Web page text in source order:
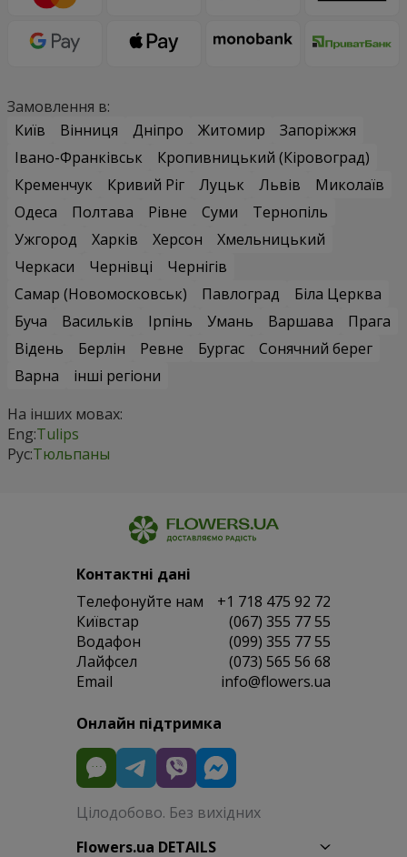
Замовлення в:
Київ
Вінниця Дніпро Житомир
Запоріжжя
Івано-Франківськ
Кропивницький (Кіровоград)
Кременчук
Кривий Ріг Луцьк Львів
Миколаїв
Одеса
Полтава Рівне Суми
Тернопіль
Ужгород
Харків Херсон
Хмельницький
Черкаси
Чернівці
Чернігів
Самар (Новомосковськ)
Павлоград
Біла Церква
Буча
Васильків Ірпінь Умань Варшава
Прага
Відень
Берлін Ревне Бургас
Сонячний берег
Варна
інші регіони
На інших мовах:
Eng:Tulips
Рус:Тюльпаны
Контактні дані
Телефонуйте нам
+1 718 475 92 72
Київстар
(067) 355 77 55
Водафон
(099) 355 77 55
Лайфсел
(073) 565 56 68
Email
info@flowers.ua
Онлайн підтримка
Цілодобово. Без вихідних
Flowers.ua DETAILS